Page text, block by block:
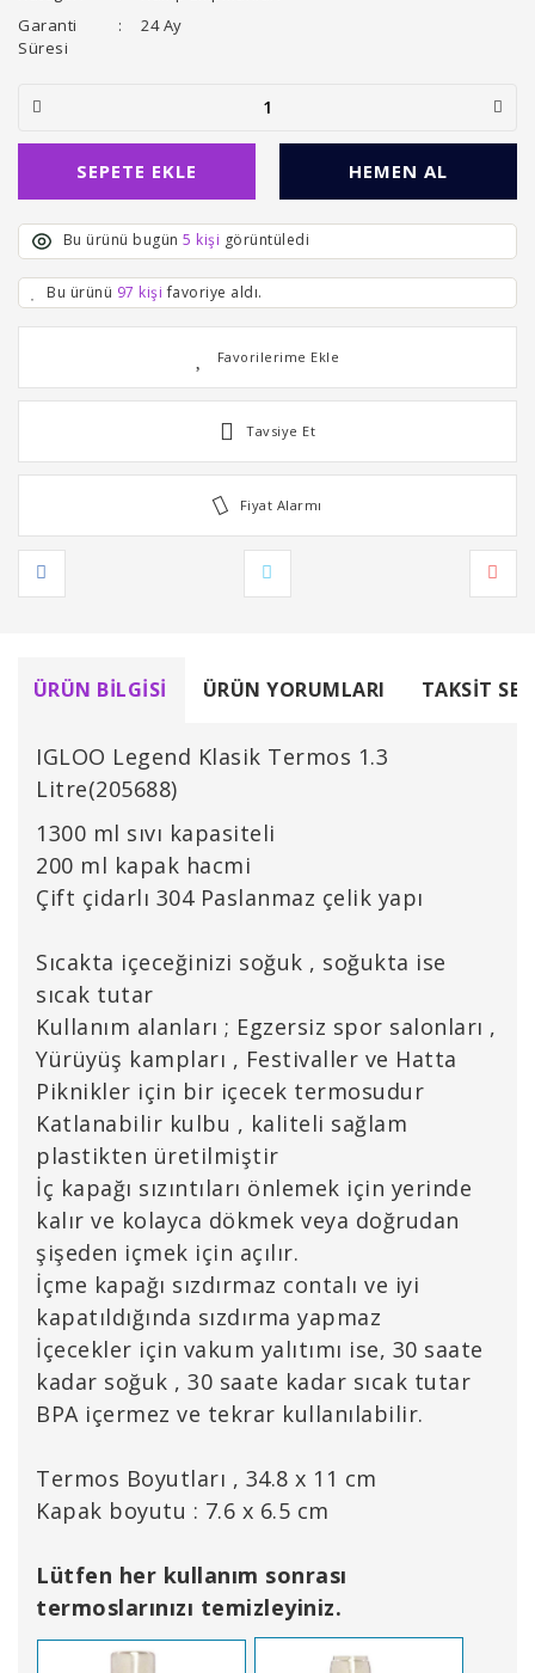
Garanti
Süresi
24 Ay
SEPETE EKLE HEMEN AL
Bu ürünü bugün 5 kişi görüntüledi
Bu ürünü 97 kişi favoriye aldı.
Tavsiye Et
Fiyat Alarmı
ÜRÜN BILGISI ÜRÜN YORUMLARI TAKSIT
IGLOO Legend Klasik Termos 1.3
Litre(205688)
1300 ml sıvı kapasiteli
200 ml kapak hacmi
Çift çidarlı 304 Paslanmaz çelik yapı
Sıcakta içeceğinizi soğuk , soğukta ise
sıcak tutar
Kullanım alanları ; Egzersiz spor salonları ,
Yürüyüş kampları , Festivaller ve Hatta
Piknikler için bir içecek termosudur
Katlanabilir kulbu , kaliteli sağlam
plastikten üretilmiştir
İç kapağı sızıntıları önlemek için yerinde
kalır ve kolayca dökmek veya doğrudan
şişeden içmek için açılır.
İçme kapağı sızdırmaz contalı ve iyi
kapatıldığında sızdırma yapmaz
İçecekler için vakum yalıtımı ise, 30 saate
kadar soğuk , 30 saate kadar sıcak tutar
BPA içermez ve tekrar kullanılabilir.
Termos Boyutları , 34.8 x 11 cm
Kapak boyutu : 7.6 x 6.5 cm
Lütfen her kullanım sonrası
termoslarınızı temizleyiniz.